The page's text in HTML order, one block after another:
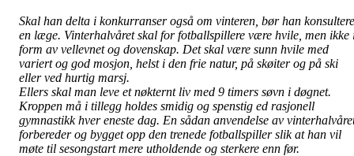
Skal han delta i konkurranser også om vinteren, bør han konsultere
en læge. Vinterhalvåret skal for fotballspillere være hvile, men ikke
form av vellevnet og dovenskap. Det skal være sunn hvile med
variert og god mosjon, helst i den frie natur, på skøiter og på ski
eller ved hurtig marsj.
Ellers skal man leve et nøkternt liv med 9 timers søvn i døgnet.
Kroppen må i tillegg holdes smidig og spenstig ed rasjonell
gymnastikk hver eneste dag. En sådan anvendelse av
forbereder og bygget opp den trenede fotballspiller slik at han vil
møte til sesongstart mere utholdende og sterkere enn før.